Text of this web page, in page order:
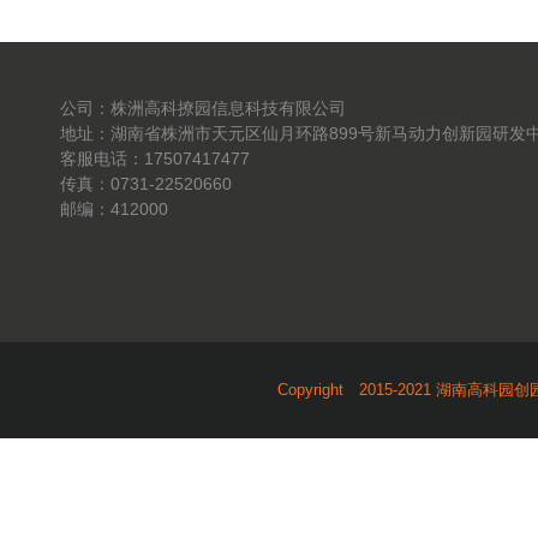
公司：株洲高科撩园信息科技有限公司
地址：湖南省株洲市天元区仙月环路899号新马动力创新园研发
客服电话：17507417477
传真：0731-22520660
邮编：412000
Copyright 2015-2021 湖南高科园创